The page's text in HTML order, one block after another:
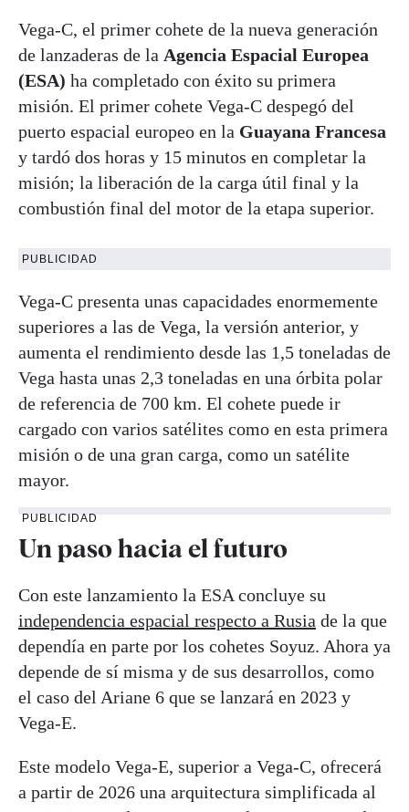
Vega-C, el primer cohete de la nueva generación
de lanzaderas de la Agencia Espacial Europea
(ESA) ha completado con éxito su primera
misión. El primer cohete Vega-C despegó del
puerto espacial europeo en la Guayana Francesa
y tardó dos horas y 15 minutos en completar la
misión; la liberación de la carga útil final y la
combustión final del motor de la etapa superior.
PUBLICIDAD
Vega-C presenta unas capacidades enormemente
superiores a las de Vega, la versión anterior, y
aumenta el rendimiento desde las 1,5 toneladas de
Vega hasta unas 2,3 toneladas en una órbita polar
de referencia de 700 km. El cohete puede ir
cargado con varios satélites como en esta primera
misión o de una gran carga, como un satélite
mayor.
PUBLICIDAD
Un paso hacia el futuro
Con este lanzamiento la ESA concluye su
independencia espacial respecto a Rusia de la que
dependía en parte por los cohetes Soyuz. Ahora ya
depende de sí misma y de sus desarrollos, como
el caso del Ariane 6 que se lanzará en 2023 y
Vega-E.
Este modelo Vega-E, superior a Vega-C, ofrecerá
a partir de 2026 una arquitectura simplificada al